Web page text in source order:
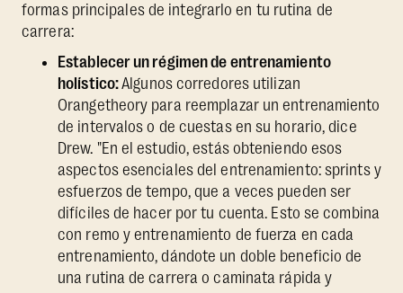
formas principales de integrarlo en tu rutina de
carrera:
Establecer un régimen de entrenamiento
holístico:Algunos corredores utilizan
Orangetheory para reemplazar un entrenamiento
de intervalos o de cuestas en su horario, dice
Drew. "En el estudio, estás obteniendo esos
aspectos esenciales del entrenamiento: sprints y
esfuerzos de tempo, que a veces pueden ser
difíciles de hacer por tu cuenta. Esto se combina
con remo y entrenamiento de fuerza en cada
entrenamiento, dándote un doble beneficio de
una rutina de carrera o caminata rápida y